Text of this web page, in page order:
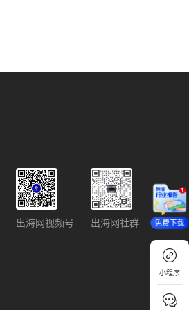
免费下载
小程序
出海网视频号 出海网社群